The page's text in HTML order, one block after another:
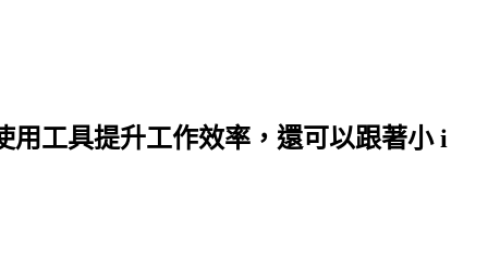
工具提升工作效率，還可以跟著小 i